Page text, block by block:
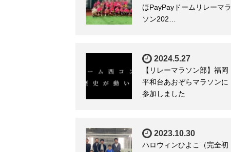
ほPayPayドームリレーマラ
ソン202…
2024.5.27
【リレーマラソン部】福岡
平和台あおぞらマラソンに
参加しました
2023.10.30
ハロウィンひよこ（完全初